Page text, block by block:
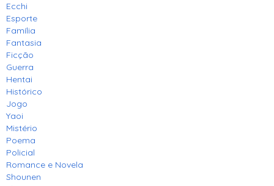
Ecchi
Esporte
Família
Fantasia
Ficção
Guerra
Hentai
Histórico
Jogo
Yaoi
Mistério
Poema
Policial
Romance e Novela
Shounen